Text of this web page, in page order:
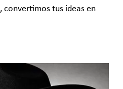
, convertimos tus ideas en